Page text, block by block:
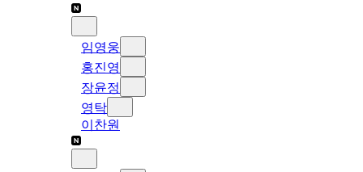
임영웅
홍진영
장윤정
영탁
이찬원